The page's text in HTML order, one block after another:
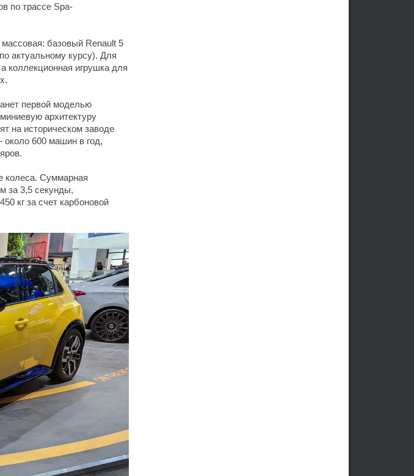
по трассе Spa-
базовый Renault 5
актуальному курсу). Для
коллекционная игрушка для
первой моделью
архитектуру
на историческом заводе
600 машин в год,
колеса. Суммарная
за 3,5 секунды,
кг за счет карбоновой